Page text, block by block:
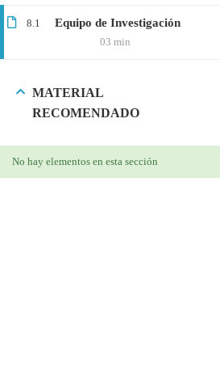
8.1 Equipo de Investigación
03 min
MATERIAL
RECOMENDADO
No hay elementos en esta sección
Microbiología
COMPANY